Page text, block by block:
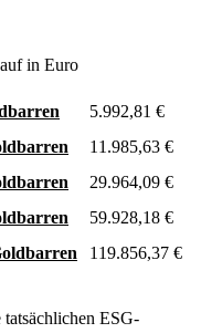
in Euro
5.992,81 €
11.985,63 €
29.964,09 €
59.928,18 €
119.856,37 €
tatsächlichen ESG-